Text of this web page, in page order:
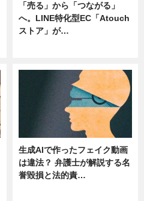
「売る」から「つながる」
へ。LINE特化型EC「Atouch
ストア」が…
生成AIで作ったフェイク動画
は違法？ 弁護士が解説する名
誉毀損と法的責…